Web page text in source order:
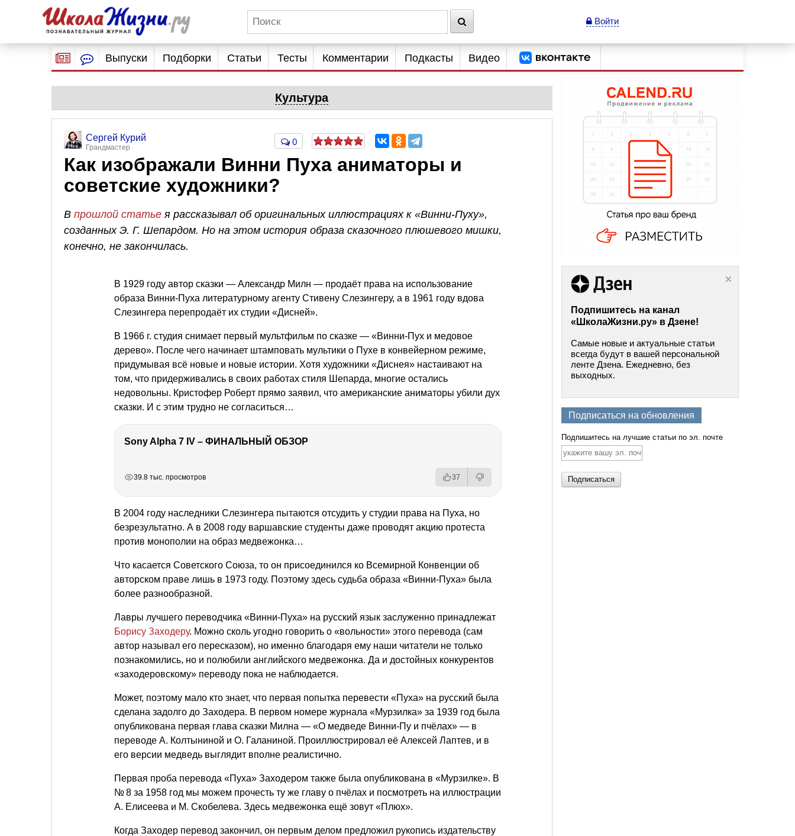
Войти
Выпуски Подборки Статьи Тесты Комментарии Подкасты Видео
Культура
Сергей Курий
Грандмастер
0
Как изображали Винни Пуха аниматоры и
советские художники?
В прошлой статье я рассказывал об оригинальных иллюстрациях к «Винни-Пуху»,
созданных Э. Г. Шепардом. Но на этом история образа сказочного плюшевого мишки,
конечно, не закончилась.
В 1929 году автор сказки — Александр Милн — продаёт права на использование
образа Винни-Пуха литературному агенту Стивену Слезингеру, а в 1961 году вдова
Слезингера перепродаёт их студии «Дисней».
В 1966 г. студия снимает первый мультфильм по сказке — «Винни-Пух и медовое
дерево». После чего начинает штамповать мультики о Пухе в конвейерном режиме,
придумывая всё новые и новые истории. Хотя художники «Диснея» настаивают на
том, что придерживались в своих работах стиля Шепарда, многие остались
недовольны. Кристофер Роберт прямо заявил, что американские аниматоры убили дух
сказки. И с этим трудно не согласиться…
Sony Alpha 7 IV – ФИНАЛЬНЫЙ ОБЗОР
39.8 тыс. просмотров 37
В 2004 году наследники Слезингера пытаются отсудить у студии права на Пуха, но
безрезультатно. А в 2008 году варшавские студенты даже проводят акцию протеста
против монополии на образ медвежонка…
Что касается Советского Союза, то он присоединился ко Всемирной Конвенции об
авторском праве лишь в 1973 году. Поэтому здесь судьба образа «Винни-Пуха» была
более разнообразной.
Лавры лучшего переводчика «Винни-Пуха» на русский язык заслуженно принадлежат
Борису Заходеру. Можно сколь угодно говорить о «вольности» этого перевода (сам
автор называл его пересказом), но именно благодаря ему наши читатели не только
познакомились, но и полюбили английского медвежонка. Да и достойных конкурентов
«заходеровскому» переводу пока не наблюдается.
Может, поэтому мало кто знает, что первая попытка перевести «Пуха» на русский была
сделана задолго до Заходера. В первом номере журнала «Мурзилка» за 1939 год была
опубликована первая глава сказки Милна — «О медведе Винни-Пу и пчёлах» — в
переводе А. Колтыниной и О. Галаниной. Проиллюстрировал её Алексей Лаптев, и в
его версии медведь выглядит вполне реалистично.
Первая проба перевода «Пуха» Заходером также была опубликована в «Мурзилке». В
№ 8 за 1958 год мы можем прочесть ту же главу о пчёлах и посмотреть на иллюстрации
А. Елисеева и М. Скобелева. Здесь медвежонка ещё зовут «Плюх».
Когда Заходер перевод закончил, он первым делом предложил рукопись издательству
Подпишитесь на канал
«ШколаЖизни.ру» в Дзене!
Самые новые и актуальные статьи
всегда будут в вашей персональной
ленте Дзена. Ежедневно, без
выходных.
Подписаться на обновления
Подпишитесь на лучшие статьи по эл. почте